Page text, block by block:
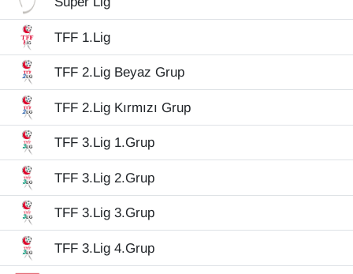
TFF 1.Lig
TFF 2.Lig Beyaz Grup
TFF 2.Lig Kırmızı Grup
TFF 3.Lig 1.Grup
TFF 3.Lig 2.Grup
TFF 3.Lig 3.Grup
TFF 3.Lig 4.Grup
YEREL